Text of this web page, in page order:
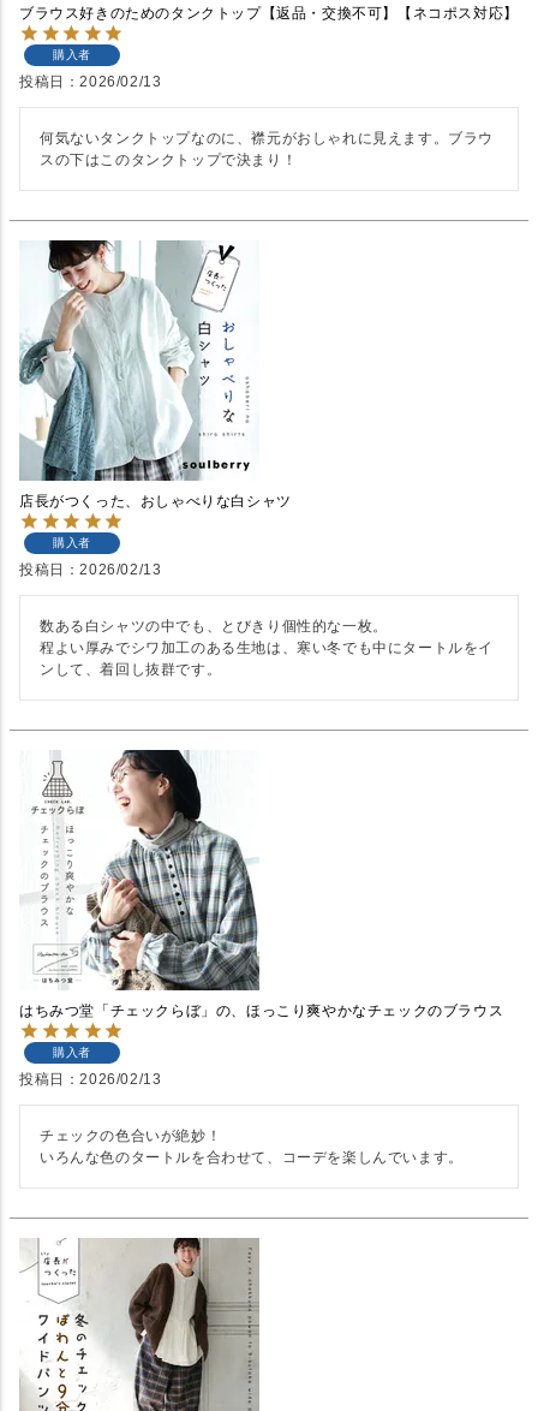
ブラウス好きのためのタンクトップ【返品・交換不可】【ネコポス対応】
購入者
投稿日 2026/02/13
何気ないタンクトップなのに、襟元がおしゃれに見えます。ブラウ
スの下はこのタンクトップで決まり！
店長がつくった、おしゃべりな白シャツ
購入者
投稿日 2026/02/13
数ある白シャツの中でも、とびきり個性的な一枚。
程よい厚みでシワ加工のある生地は、寒い冬でも中にタートルをイ
ンして、着回し抜群です。
はちみつ堂「チェックらぼ」の、ほっこり爽やかなチェックのブラウス
購入者
投稿日 2026/02/13
チェックの色合いが絶妙！
いろんな色のタートルを合わせて、コーデを楽しんでいます。